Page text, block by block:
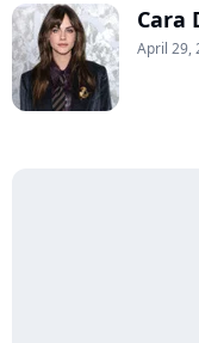
Cara
April 29,